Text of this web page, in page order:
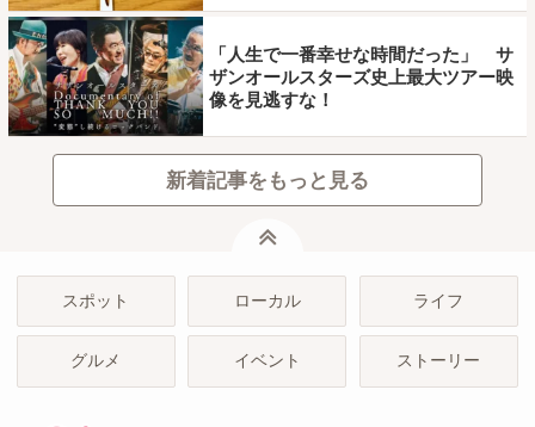
「人生で一番幸せな時間だった」 サ
ザンオールスターズ史上最大ツアー映
像を見逃すな！
新着記事をもっと見る
スポット ローカル ライフ
グルメ イベント ストーリー